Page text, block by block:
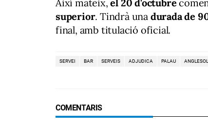
Així mateix, el 20 d'octubre
superior. Tindrà una durada de
final, amb titulació oficial.
SERVEI BAR SERVEIS ADJUDICA PALAU
COMENTARIS